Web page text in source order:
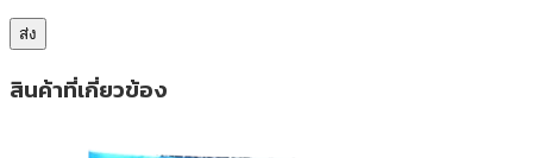
สินค้าที่เกี่ยวข้อง